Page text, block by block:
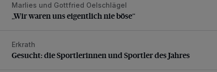
„Wir waren uns eigentlich nie böse“
Marlies und Gottfried Oelschlägel
„Wir waren uns eigentlich nie böse“
Gesucht: die Sportlerinnen und Sportler des Jahres
Erkrath
Gesucht: die Sportlerinnen und Sportler des Jahres